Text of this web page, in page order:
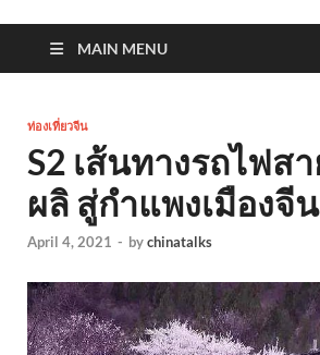
MAIN MENU
ท่องเที่ยวจีน
S2 เส้นทางรถไฟส
ผลิ สู่กำแพงเมืองจีน
April 4, 2021 - bychinatalks